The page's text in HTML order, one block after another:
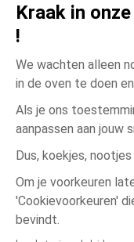
Kraak in
!
We wachten alleen
in de oven te doen
Als je ons
aanpassen aan jouw
Dus, koekjes,
Om je voorkeuren
'Cookievoorkeuren'
bevindt.
Wit Wit